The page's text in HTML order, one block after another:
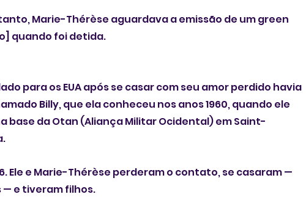
Marie-Thérèse aguardava a emissão de um green
quando foi detida.
para os EUA após se casar com seu amor perdido havia
Billy, que ela conheceu nos anos 1960, quando ele
base da Otan (Aliança Militar Ocidental) em Saint-
Ele e Marie-Thérèse perderam o contato, se casaram —
— e tiveram filhos.